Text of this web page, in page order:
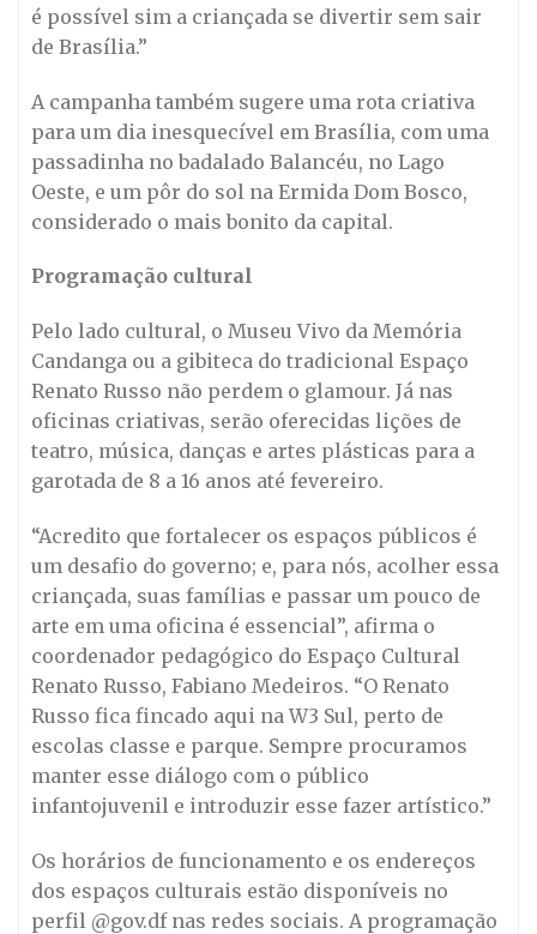
é possível sim a criançada se divertir sem sair
de Brasília.”
A campanha também sugere uma rota criativa
para um dia inesquecível em Brasília, com uma
passadinha no badalado Balancéu, no Lago
Oeste, e um pôr do sol na Ermida Dom Bosco,
considerado o mais bonito da capital.
Programação cultural
Pelo lado cultural, o Museu Vivo da Memória
Candanga ou a gibiteca do tradicional Espaço
Renato Russo não perdem o glamour. Já nas
oficinas criativas, serão oferecidas lições de
teatro, música, danças e artes plásticas para a
garotada de 8 a 16 anos até fevereiro.
“Acredito que fortalecer os espaços públicos é
um desafio do governo; e, para nós, acolher essa
criançada, suas famílias e passar um pouco de
arte em uma oficina é essencial”, afirma o
coordenador pedagógico do Espaço Cultural
Renato Russo, Fabiano Medeiros. “O Renato
Russo fica fincado aqui na W3 Sul, perto de
escolas classe e parque. Sempre procuramos
manter esse diálogo com o público
infantojuvenil e introduzir esse fazer artístico.”
Os horários de funcionamento e os endereços
dos espaços culturais estão disponíveis no
perfil @gov.df nas redes sociais. A programação